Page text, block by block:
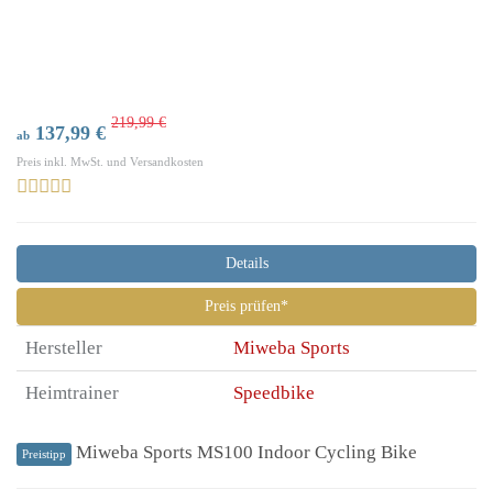
ab 137,99 € 219,99 €
Preis inkl. MwSt. und Versandkosten
Details
Preis prüfen*
Hersteller Miweba Sports
Heimtrainer Speedbike
Preistipp Miweba Sports MS100 Indoor Cycling Bike